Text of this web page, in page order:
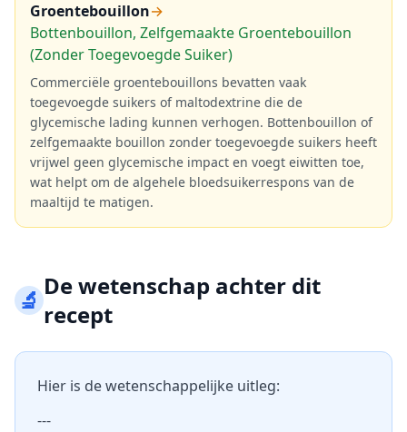
Groentebouillon→
Bottenbouillon, Zelfgemaakte Groentebouillon
(Zonder Toegevoegde Suiker)
Commerciële groentebouillons bevatten vaak
toegevoegde suikers of maltodextrine die de
glycemische lading kunnen verhogen. Bottenbouillon of
zelfgemaakte bouillon zonder toegevoegde suikers heeft
vrijwel geen glycemische impact en voegt eiwitten toe,
wat helpt om de algehele bloedsuikerrespons van de
maaltijd te matigen.
🔬De wetenschap achter dit
recept
Hier is de wetenschappelijke uitleg:
---